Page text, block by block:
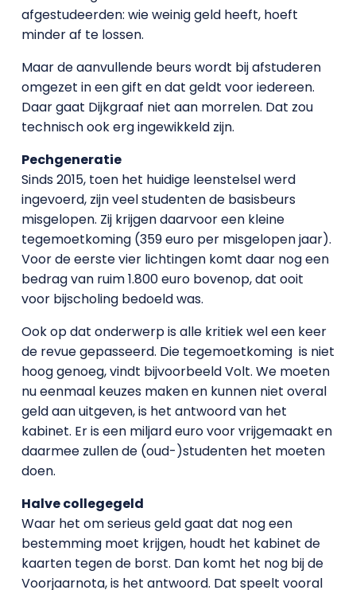
afgestudeerden: wie weinig geld heeft, hoeft
minder af te lossen.
Maar de aanvullende beurs wordt bij afstuderen
omgezet in een gift en dat geldt voor iedereen.
Daar gaat Dijkgraaf niet aan morrelen. Dat zou
technisch ook erg ingewikkeld zijn.
Pechgeneratie
Sinds 2015, toen het huidige leenstelsel werd
ingevoerd, zijn veel studenten de basisbeurs
misgelopen. Zij krijgen daarvoor een kleine
tegemoetkoming (359 euro per misgelopen jaar).
Voor de eerste vier lichtingen komt daar nog een
bedrag van ruim 1.800 euro bovenop, dat ooit
voor bijscholing bedoeld was.
Ook op dat onderwerp is alle kritiek wel een keer
de revue gepasseerd. Die tegemoetkoming is niet
hoog genoeg, vindt bijvoorbeeld Volt. We moeten
nu eenmaal keuzes maken en kunnen niet overal
geld aan uitgeven, is het antwoord van het
kabinet. Er is een miljard euro voor vrijgemaakt en
daarmee zullen de (oud-)studenten het moeten
doen.
Halve collegegeld
Waar het om serieus geld gaat dat nog een
bestemming moet krijgen, houdt het kabinet de
kaarten tegen de borst. Dan komt het nog bij de
Voorjaarnota, is het antwoord. Dat speelt vooral